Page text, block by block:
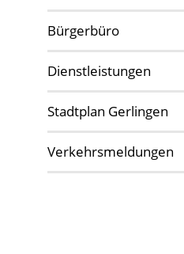
Bürgerbüro
Dienstleistungen
Stadtplan Gerlingen
Verkehrsmeldungen